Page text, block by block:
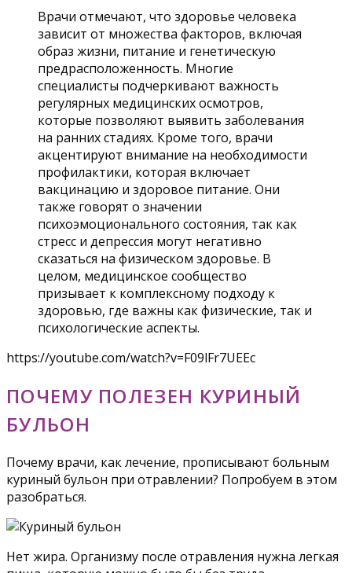
Врачи отмечают, что здоровье человека
зависит от множества факторов, включая
образ жизни, питание и генетическую
предрасположенность. Многие
специалисты подчеркивают важность
регулярных медицинских осмотров,
которые позволяют выявить заболевания
на ранних стадиях. Кроме того, врачи
акцентируют внимание на необходимости
профилактики, которая включает
вакцинацию и здоровое питание. Они
также говорят о значении
психоэмоционального состояния, так как
стресс и депрессия могут негативно
сказаться на физическом здоровье. В
целом, медицинское сообщество
призывает к комплексному подходу к
здоровью, где важны как физические, так и
психологические аспекты.
https://youtube.com/watch?v=F09lFr7UEEc
ПОЧЕМУ ПОЛЕЗЕН КУРИНЫЙ
БУЛЬОН
Почему врачи, как лечение, прописывают больным
куриный бульон при отравлении? Попробуем в этом
разобраться.
Нет жира. Организму после отравления нужна легкая